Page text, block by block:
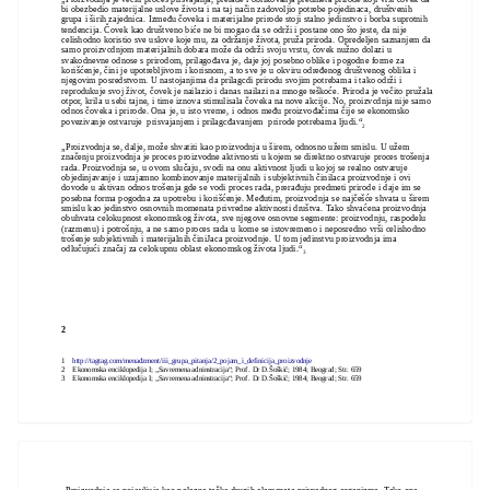
bi obezbedio materijalne uslove života i na taj način zadovoljio potrebe pojedinaca, društvenih
grupa i širih zajednica. Između čoveka i materijalne prirode stoji stalno jedinstvo i borba suprotnih
tendencija. Čovek kao društveno biće ne bi mogao da se održi i postane ono što jeste, da nije
celishodno koristio sve uslove koje mu, za održanje života, pruža priroda. Opredeljen saznanjem da
samo proizvcdnjom materijalnih dobara može da održi svoju vrstu, čovek nužno dolazi u
svakodnevne odnose s prirodom, prilagođava je, daje joj posebno oblike i pogodne forme za
korišćenje, čini je upotrebljivom i korisnom, a to sve je u okviru određenog društvenog oblika i
njegovim posredstvom. U nastojanjima da prilagcdi prirodu svojim potrebama i tako održi i
reprodukuje svoj život, čovek je nailazio i danas nailazi na mnoge teškoće. Priroda je večito pružala
otpor, krila u sebi tajne, i time iznova stimulisala čoveka na nove akcije. No, proizvcdnja nije samo
odnos čoveka i prirode. Ona je, u isto vreme, i odnos među proizvođačima čije se ekonomsko
povezivanje ostvaruje prisvajanjem i prilagcđavanjem prirode potrebama ljudi.“2
„Proizvodnja se, dalje, može shvatiti kao proizvodnja u širem, odnosno užem smislu. U užem
značenju proizvodnja je proces proizvodne aktivnosti u kojem se direktno ostvaruje proces trošenja
rada. Proizvodnja se, u ovom slučaju, svodi na onu aktivnost ljudi u kojoj se realno ostvaruje
objedinjavanje i uzajamno kombinovanje materijalnih i subjektivnih činilaca proizvodnje i ovi
dovode u aktivan odnos trošenja gde se vodi proces rada, prerađuju predmeti prirode i daje im se
posebna forma pogodna za upotrebu i korišćenje. Međutim, proizvodnja se najčešće shvata u širem
smislu kao jedinstvo osnovnih momenata privredne aktivnosti društva. Tako shvaćena proizvodnja
obuhvata celokupnost ekonomskog života, sve njegove osnovne segmente: proizvodnju, raspodelu
(razmenu) i potrošnju, a ne samo proces rada u kome se istovremeno i neposredno vrši celishodno
trošenje subjektivnih i materijalnih činiJaca proizvodnje. U tom jedinstvu proizvodnja ima
odlučujući značaj za celokupnu oblast ekonomskog života ljudi.“3
2
1 http://tagtag.com/menadzment/iii_grupa_pitanja/2_pojam_i_definicija_proizvodnje
2 Ekonomska enciklopedija I; „Savremena adninstracija“; Prof. Dr D.Šoškić; 1984; Beograd; Str. 659
3 Ekonomska enciklopedija I; „Savremena adninstracija“; Prof. Dr D.Šoškić; 1984; Beograd; Str. 659